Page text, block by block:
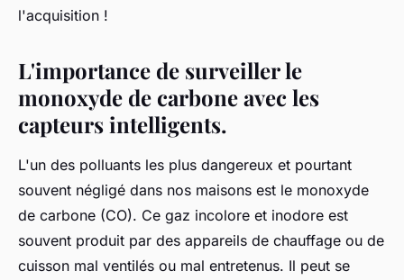
l'acquisition !
L'importance de surveiller le
monoxyde de carbone avec les
capteurs intelligents.
L'un des polluants les plus dangereux et pourtant
souvent négligé dans nos maisons est le monoxyde
de carbone (CO). Ce gaz incolore et inodore est
souvent produit par des appareils de chauffage ou de
cuisson mal ventilés ou mal entretenus. Il peut se